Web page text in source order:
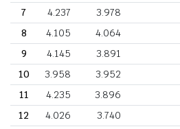
7
4.237 3.978
8
4.105 4.064
9
4.145 3.891
10
3.958 3.952
11
4.235 3.896
12
4.026 3.740